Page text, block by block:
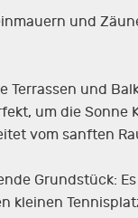
und
und
um die Sonne
vom sanften
Grundstück:
kleinen